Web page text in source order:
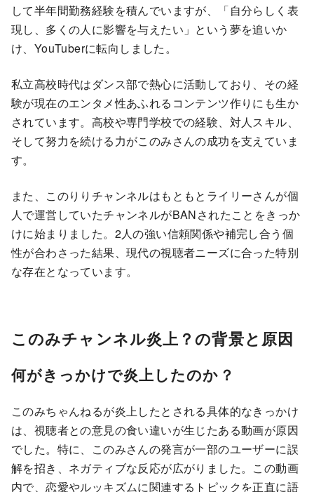
して半年間勤務経験を積んでいますが、「自分らしく表
現し、多くの人に影響を与えたい」という夢を追いか
け、YouTuberに転向しました。
私立高校時代はダンス部で熱心に活動しており、その経
験が現在のエンタメ性あふれるコンテンツ作りにも生か
されています。高校や専門学校での経験、対人スキル、
そして努力を続ける力がこのみさんの成功を支えていま
す。
また、このりりチャンネルはもともとライリーさんが個
人で運営していたチャンネルがBANされたことをきっか
けに始まりました。2人の強い信頼関係や補完し合う個
性が合わさった結果、現代の視聴者ニーズに合った特別
な存在となっています。
このみチャンネル炎上？の背景と原因
何がきっかけで炎上したのか？
このみちゃんねるが炎上したとされる具体的なきっかけ
は、視聴者との意見の食い違いが生じたある動画が原因
でした。特に、このみさんの発言が一部のユーザーに誤
解を招き、ネガティブな反応が広がりました。この動画
内で、恋愛やルッキズムに関連するトピックを正直に語